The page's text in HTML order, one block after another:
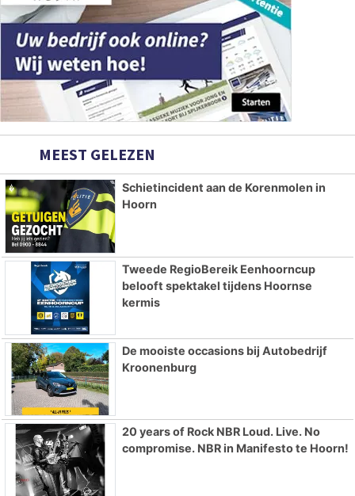
MEEST GELEZEN
Schietincident aan de Korenmolen in
Hoorn
Tweede RegioBereik Eenhoorncup
belooft spektakel tijdens Hoornse
kermis
De mooiste occasions bij Autobedrijf
Kroonenburg
20 years of Rock NBR Loud. Live. No
compromise. NBR in Manifesto te Hoorn!